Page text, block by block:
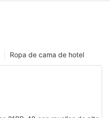
Ropa de cama de hotel